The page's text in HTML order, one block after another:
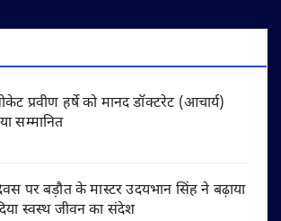
प्रवीण हर्षे को मानद डॉक्टरेट (आचार्य)
सम्मानित
पर बड़ौत के मास्टर उदयभान सिंह ने बढ़ाया
स्वस्थ जीवन का संदेश